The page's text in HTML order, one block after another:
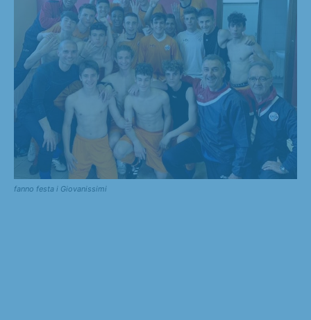
fanno festa i Giovanissimi